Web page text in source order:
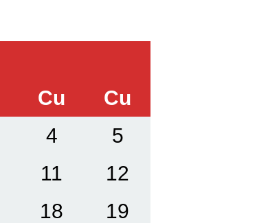
Cu Cu
4 5
11 12
18 19